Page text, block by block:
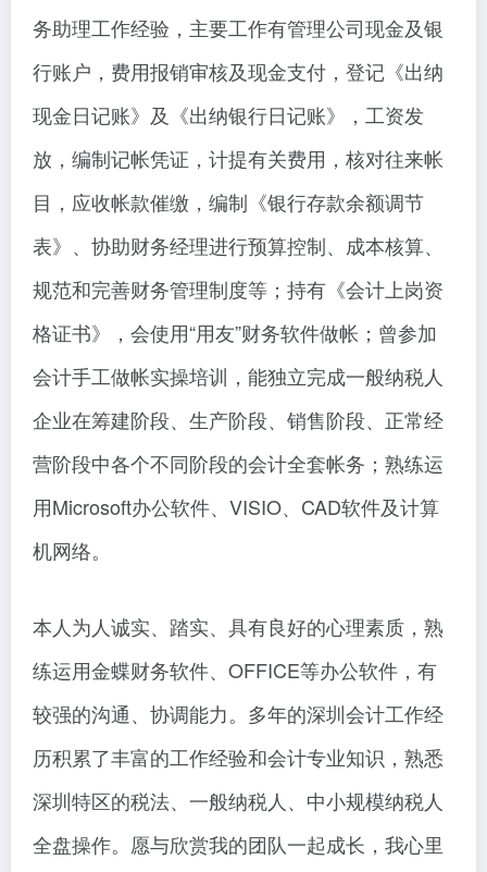
务助理工作经验，主要工作有管理公司现金及银
行账户，费用报销审核及现金支付，登记《出纳
现金日记账》及《出纳银行日记账》，工资发
放，编制记帐凭证，计提有关费用，核对往来帐
目，应收帐款催缴，编制《银行存款余额调节
表》、协助财务经理进行预算控制、成本核算、
规范和完善财务管理制度等；持有《会计上岗资
格证书》，会使用“用友”财务软件做帐；曾参加
会计手工做帐实操培训，能独立完成一般纳税人
企业在筹建阶段、生产阶段、销售阶段、正常经
营阶段中各个不同阶段的会计全套帐务；熟练运
用Microsoft办公软件、VISIO、CAD软件及计算
机网络。
本人为人诚实、踏实、具有良好的心理素质，熟
练运用金蝶财务软件、OFFICE等办公软件，有
较强的沟通、协调能力。多年的深圳会计工作经
历积累了丰富的工作经验和会计专业知识，熟悉
深圳特区的税法、一般纳税人、中小规模纳税人
全盘操作。愿与欣赏我的团队一起成长，我心里